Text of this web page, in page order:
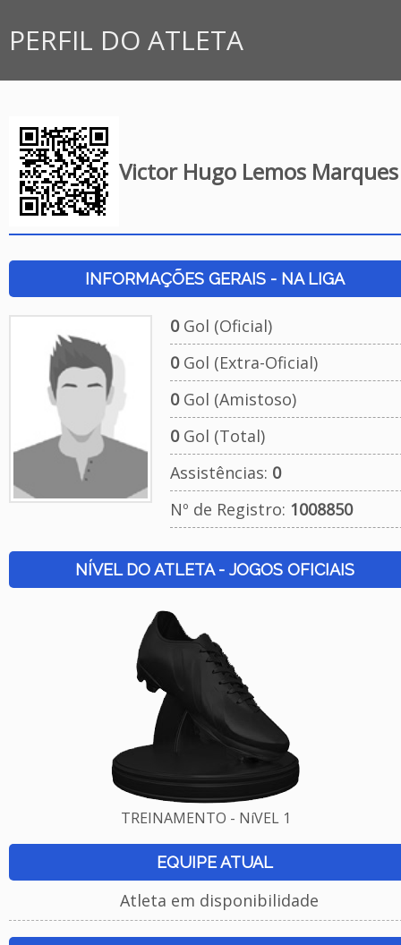
PERFIL DO ATLETA
Victor Hugo Lemos Marques
INFORMAÇÕES GERAIS - NA LIGA
0Gol (Oficial)
0Gol (Extra-Oficial)
0Gol (Amistoso)
0Gol (Total)
Assistências: 0
Nº de Registro: 1008850
NÍVEL DO ATLETA - JOGOS OFICIAIS
TREINAMENTO - NíVEL 1
EQUIPE ATUAL
Atleta em disponibilidade